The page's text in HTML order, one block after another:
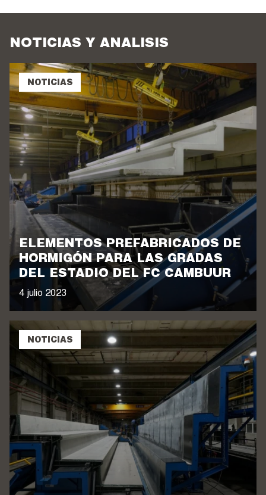
NOTICIAS Y ANÁLISIS
NOTICIAS
ELEMENTOS PREFABRICADOS DE
HORMIGÓN PARA LAS GRADAS
DEL ESTADIO DEL FC CAMBUUR
4 julio 2023
NOTICIAS